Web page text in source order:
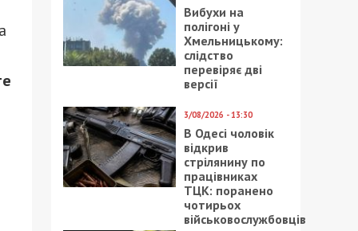
Вибухи на
полігоні у
Хмельницькому:
слідство
перевіряє дві
версії
3/08/2026 - 13:30
В Одесі чоловік
відкрив
стрілянину по
працівниках
ТЦК: поранено
чотирьох
військовослужбовців